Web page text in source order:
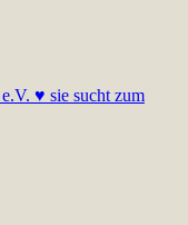
♥ sie sucht zum